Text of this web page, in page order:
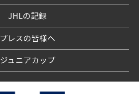
JHLの記録
プレスの皆様へ
ジュニアカップ